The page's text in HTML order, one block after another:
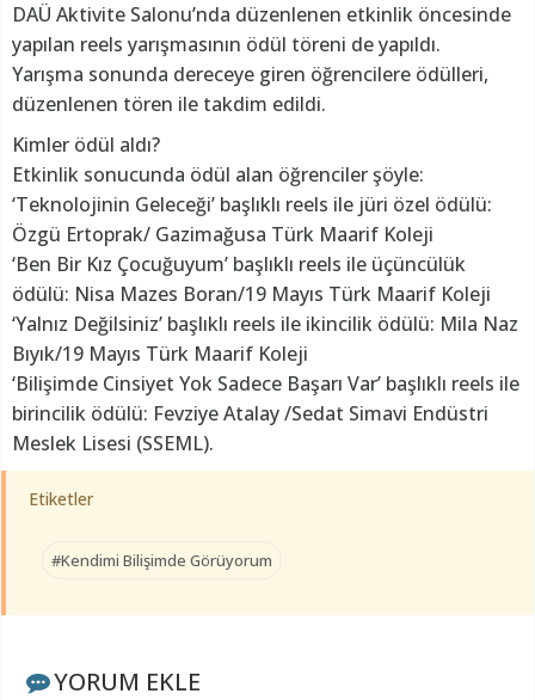
DAÜ Aktivite Salonu’nda düzenlenen etkinlik öncesinde
yapılan reels yarışmasının ödül töreni de yapıldı.
Yarışma sonunda dereceye giren öğrencilere ödülleri,
düzenlenen tören ile takdim edildi.
Kimler ödül aldı?
Etkinlik sonucunda ödül alan öğrenciler şöyle:
‘Teknolojinin Geleceği’ başlıklı reels ile jüri özel ödülü:
Özgü Ertoprak/ Gazimağusa Türk Maarif Koleji
‘Ben Bir Kız Çocuğuyum’ başlıklı reels ile üçüncülük
ödülü: Nisa Mazes Boran/19 Mayıs Türk Maarif Koleji
‘Yalnız Değilsiniz’ başlıklı reels ile ikincilik ödülü: Mila Naz
Bıyık/19 Mayıs Türk Maarif Koleji
‘Bilişimde Cinsiyet Yok Sadece Başarı Var’ başlıklı reels ile
birincilik ödülü: Fevziye Atalay /Sedat Simavi Endüstri
Meslek Lisesi (SSEML).
Etiketler
#Kendimi Bilişimde Görüyorum
YORUM EKLE